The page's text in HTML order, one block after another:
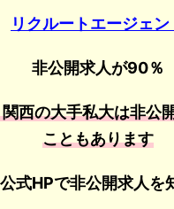
リクルートエージェン
非公開求人が90％
西の大手私大は非公
こともあります
公式HPで非公開求人を